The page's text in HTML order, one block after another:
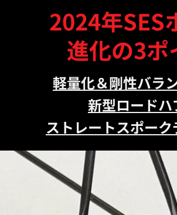
2024年SES
進化の3ポ
軽量化＆剛性バラ
新型ロードハ
ストレートスポー